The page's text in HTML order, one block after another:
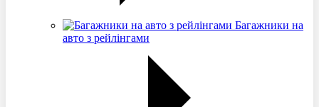
Багажники на
авто з рейлінгами